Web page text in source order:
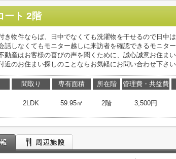
ート 2階
き物件ならば、日中でなくても洗濯物を干せるので日中
話しなくてもモニター越しに来訪者を確認できるモニタ
動産はお客様の喜びの声を聞くために、誠心誠意お住ま
近のお住まい探しのことならお気軽にお問い合わせ下さい
間取り
2LDK
専有面積
59.95㎡
所在階
2階
管理費・共益費
3,500円